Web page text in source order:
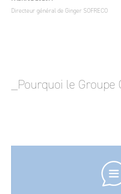
Directeur général de Ginger SOFRECO
_Pourquoi le Groupe